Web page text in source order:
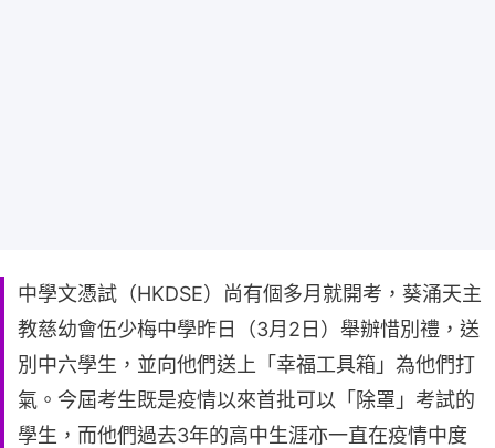
中學文憑試（HKDSE）尚有個多月就開考，葵涌天主
教慈幼會伍少梅中學昨日（3月2日）舉辦惜別禮，送
別中六學生，並向他們送上「幸福工具箱」為他們打
氣。今屆考生既是疫情以來首批可以「除罩」考試的
學生，而他們過去3年的高中生涯亦一直在疫情中度